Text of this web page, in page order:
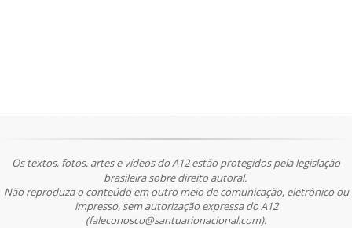
Os textos, fotos, artes e vídeos do A12 estão protegidos pela legislação
brasileira sobre direito autoral.
Não reproduza o conteúdo em outro meio de comunicação, eletrônico ou
impresso, sem autorização expressa do A12
(faleconosco@santuarionacional.com).